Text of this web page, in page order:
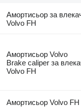
Амортисьор за
Volvo FH
Амортисьор Volvo
Brake caliper за
Volvo FH
Амортисьор Volvo FH